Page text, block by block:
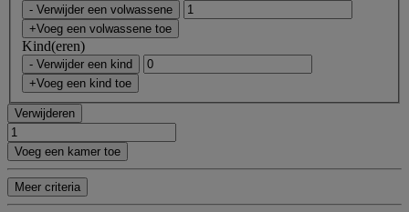
- Verwijder een volwassene
+Voeg een volwassene toe
Kind(eren)
- Verwijder een kind
+Voeg een kind toe
Verwijderen
Voeg een kamer toe
Meer criteria